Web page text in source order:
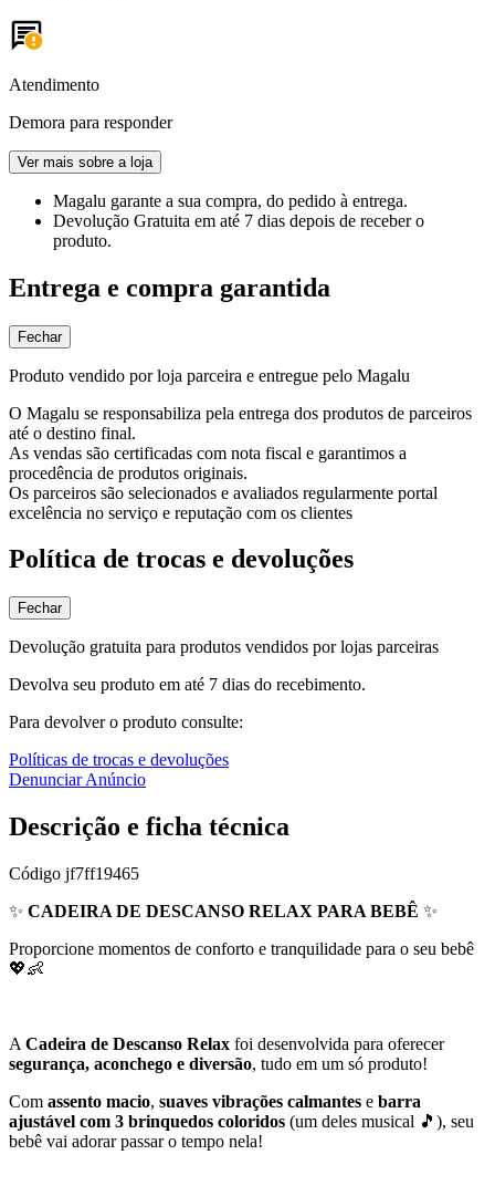
Atendimento
Demora para responder
Ver mais sobre a loja
Magalu garante a sua compra, do pedido à entrega.
Devolução Gratuita em até 7 dias depois de receber o
produto.
Entrega e compra garantida
Fechar
Produto vendido por loja parceira e entregue pelo Magalu
O Magalu se responsabiliza pela entrega dos produtos de parceiros
até o destino final.
As vendas são certificadas com nota fiscal e garantimos a
procedência de produtos originais.
Os parceiros são selecionados e avaliados regularmente portal
excelência no serviço e reputação com os clientes
Política de trocas e devoluções
Fechar
Devolução gratuita para produtos vendidos por lojas parceiras
Devolva seu produto em até 7 dias do recebimento.
Para devolver o produto consulte:
Políticas de trocas e devoluções
Denunciar Anúncio
Descrição e ficha técnica
Código jf7ff19465
✨ CADEIRA DE DESCANSO RELAX PARA BEBÊ ✨
Proporcione momentos de conforto e tranquilidade para o seu bebê
💖👶
A Cadeira de Descanso Relax foi desenvolvida para oferecer
segurança, aconchego e diversão, tudo em um só produto!
Com assento macio, suaves vibrações calmantes e barra
ajustável com 3 brinquedos coloridos (um deles musical 🎵), seu
bebê vai adorar passar o tempo nela!